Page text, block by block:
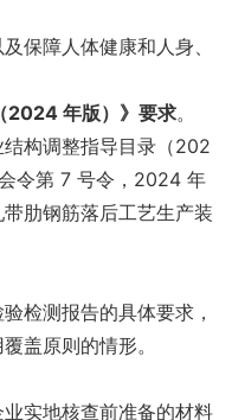
保障人体健康和人身、
2024 年版）》要求。
构调整指导目录（202
令第 7 号令，2024 年
肋钢筋落后工艺生产装
检测报告的具体要求，
盖原则的情形。
实地核查前准备的材料